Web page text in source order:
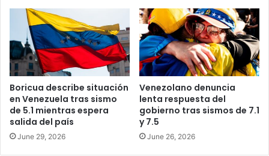
Boricua describe situación
en Venezuela tras sismo
de 5.1 mientras espera
salida del país
June 29, 2026
Venezolano denuncia
lenta respuesta del
gobierno tras sismos de 7.1
y 7.5
June 26, 2026